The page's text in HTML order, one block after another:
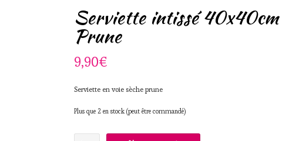
Serviette intissé 40x40cm
Prune
9,90€
Serviette en voie sèche prune
Plus que 2 en stock (peut être commandé)